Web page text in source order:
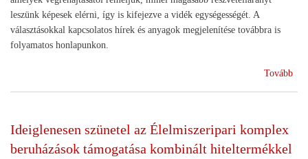
leszünk képesek elérni, így is kifejezve a vidék egységességét. A
választásokkal kapcsolatos hírek és anyagok megjelenítése továbbra is
folyamatos honlapunkon.
Tovább
Ideiglenesen szünetel az Élelmiszeripari komplex
beruházások támogatása kombinált hiteltermékkel